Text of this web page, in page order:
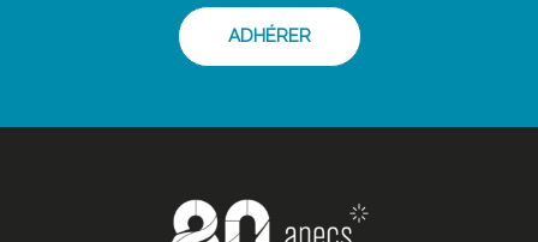
ADHÉRER